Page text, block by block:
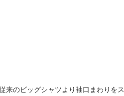
来のビッグシャツより袖口まわりをス